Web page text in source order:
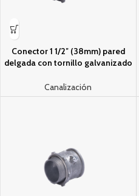
Conector 1 1/2″ (38mm) pared
delgada con tornillo galvanizado
Canalización